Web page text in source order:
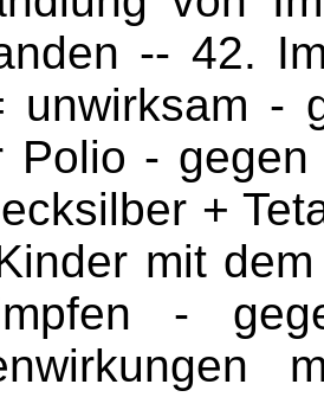
-- 42.
unwirksam -
Polio -
+
mit
-